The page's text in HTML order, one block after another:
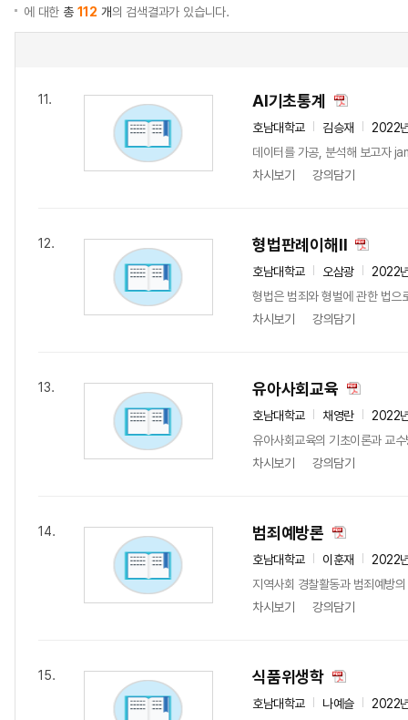
에 대한 총 112 개의 검색결과가 있습니다.
11. AI기초통계
호남대학교 김승재
2022
데이터를 가공, 분석해 보고자
차시보기
강의담기
12. 형법판례이해II
호남대학교 오삼광
2022
형법은 범죄와 형벌에 관한 법으
차시보기
강의담기
13. 유아사회교육
호남대학교 채영란
2022
유아사회교육의 기초이론과 교
차시보기
강의담기
14. 범죄예방론
호남대학교 이훈재
2022
지역사회 경찰활동과 범죄예방
차시보기
강의담기
15. 식품위생학
호남대학교 나예슬
2022